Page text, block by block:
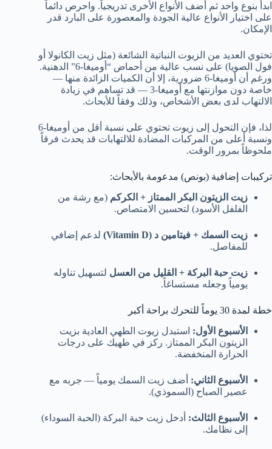
ابدأ بنوع واحد ثم أضف الأنواع الأخرى تدريجياً. واحرص دائماً
على اختيار الأنواع عالية الجودة والمعصورة على البارد قدر
الإمكان.
تحتوي العديد من الزيوت النباتية الشائعة (مثل زيت الكانولا أو
فول الصويا) على نسب عالية من أحماض “أوميغا-6” الدهنية.
ورغم أن أوميغا-6 ضرورية، إلا أن الكميات الزائدة منها —
خاصة دون موازنتها مع أوميغا-3 — قد تساهم في زيادة
الالتهاب لدى بعض الأشخاص، وذلك وفقاً للأبحاث.
لذا، فإن التحول إلى زيوت تحتوي على نسبة أقل من أوميغا-6
ونسبة أعلى من المركبات المضادة للالتهابات قد يحدث فرقاً
ملحوظاً بمرور الوقت.
تركيبات إضافية (بونص) مدعومة بالأبحاث:
زيت الزيتون البكر الممتاز + الكركم (مع رشة من
الفلفل الأسود) لتحسين الامتصاص.
زيت السمك + فيتامين د (Vitamin D)
لدعم إضافي
للمفاصل.
زيت حبة البركة + القليل من العسل لتسهيل تناوله
يومياً وجعله مستساغاً.
خطة لمدة 30 يوماً للتحرك براحة أكبر
الأسبوع الأول: استبدل زيوت الطهي العادية بزيت
الزيتون البكر الممتاز. ركز في طهيك على درجات
الحرارة المنخفضة.
الأسبوع الثاني: أضف زيت السمك يومياً — جربه مع
عصير الصباح (السموذي).
الأسبوع الثالث: أدخل زيت حبة البركة (الحبة السوداء)
إلى نظامك.